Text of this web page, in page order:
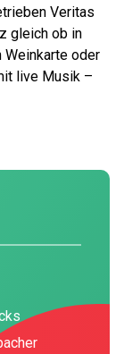
Veritas
gleich ob in
Weinkarte oder
live Musik –